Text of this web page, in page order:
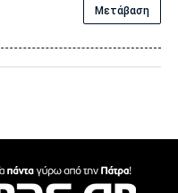
Μετάβαση